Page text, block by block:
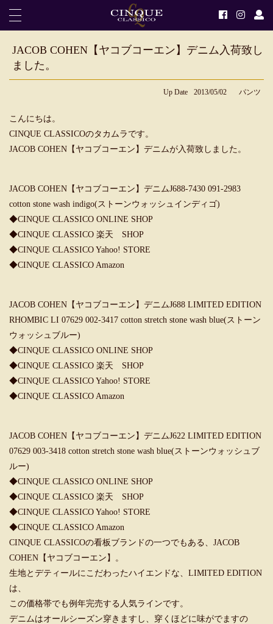
JACOB COHEN【ヤコブコーエン】デニム入荷致し
ました。
Up Date 2013/05/02 パンツ
こんにちは。
CINQUE CLASSICOのタカムラです。
JACOB COHEN【ヤコブコーエン】デニムが入荷致しました。
JACOB COHEN【ヤコブコーエン】デニムJ688-7430 091-2983
cotton stone wash indigo(ストーンウォッシュインディゴ)
◆CINQUE CLASSICO ONLINE SHOP
◆CINQUE CLASSICO 楽天 SHOP
◆CINQUE CLASSICO Yahoo! STORE
◆CINQUE CLASSICO Amazon
JACOB COHEN【ヤコブコーエン】デニムJ688 LIMITED EDITION
RHOMBIC LI 07629 002-3417 cotton stretch stone wash blue(ストーン
ウォッシュブルー)
◆CINQUE CLASSICO ONLINE SHOP
◆CINQUE CLASSICO 楽天 SHOP
◆CINQUE CLASSICO Yahoo! STORE
◆CINQUE CLASSICO Amazon
JACOB COHEN【ヤコブコーエン】デニムJ622 LIMITED EDITION
07629 003-3418 cotton stretch stone wash blue(ストーンウォッシュブ
ルー)
◆CINQUE CLASSICO ONLINE SHOP
◆CINQUE CLASSICO 楽天 SHOP
◆CINQUE CLASSICO Yahoo! STORE
◆CINQUE CLASSICO Amazon
CINQUE CLASSICOの看板ブランドの一つでもある、JACOB
COHEN【ヤコブコーエン】。
生地とデティールにこだわったハイエンドな、LIMITED EDITION
は、
この価格帯でも例年完売する人気ラインです。
デニムはオールシーズン穿きますし、穿くほどに味がでますの